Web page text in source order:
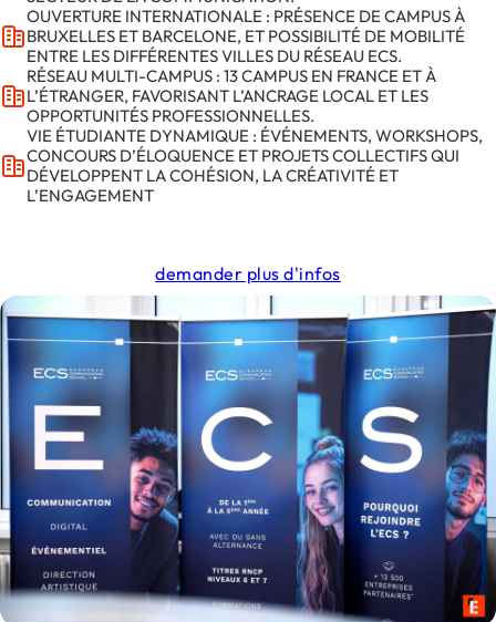
OUVERTURE INTERNATIONALE : PRÉSENCE DE CAMPUS À
BRUXELLES ET BARCELONE, ET POSSIBILITÉ DE MOBILITÉ
ENTRE LES DIFFÉRENTES VILLES DU RÉSEAU ECS.
RÉSEAU MULTI-CAMPUS : 13 CAMPUS EN FRANCE ET À
L’ÉTRANGER, FAVORISANT L’ANCRAGE LOCAL ET LES
OPPORTUNITÉS PROFESSIONNELLES.
VIE ÉTUDIANTE DYNAMIQUE : ÉVÉNEMENTS, WORKSHOPS,
CONCOURS D’ÉLOQUENCE ET PROJETS COLLECTIFS QUI
DÉVELOPPENT LA COHÉSION, LA CRÉATIVITÉ ET
L’ENGAGEMENT
demander plus d'infos